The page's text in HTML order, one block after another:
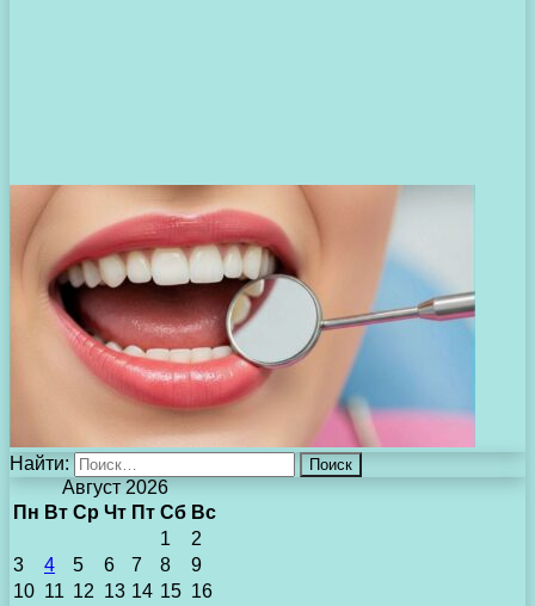
Найти:
Август 2026
Пн Вт Ср Чт Пт Сб Вс
1
2
3
4 5 6 7 8
9
10 11 12 13 14 15 16